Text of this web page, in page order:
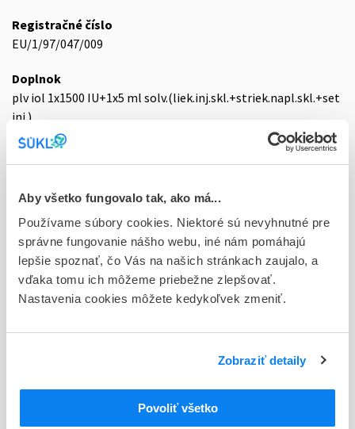
Aby všetko fungovalo tak, ako má...
Používame súbory cookies. Niektoré sú nevyhnutné pre
správne fungovanie nášho webu, iné nám pomáhajú
lepšie spoznať, čo Vás na našich stránkach zaujalo, a
vďaka tomu ich môžeme priebežne zlepšovať.
Nastavenia cookies môžete kedykoľvek zmeniť.
Zobraziť detaily
Povoliť všetko
Registračné číslo
EU/1/97/047/009
Doplnok
plv iol 1x1500 IU+1x5 ml solv.(liek.inj.skl.+striek.napl.skl.+set
inj.)
Stav
Typ registračnej procedúry
Európska
Držiteľ, krajina
Pfizer Europe MA EEIG, Belgicko
16 - ANTICOAGULANTIA (FIBRINOLYTICA, ANTIFIBRINOL.)
KRV A KRVOTVORNÉ ORGÁNY
ANTIHEMORAGIKÁ (HEMOSTATIKÁ)
B02B